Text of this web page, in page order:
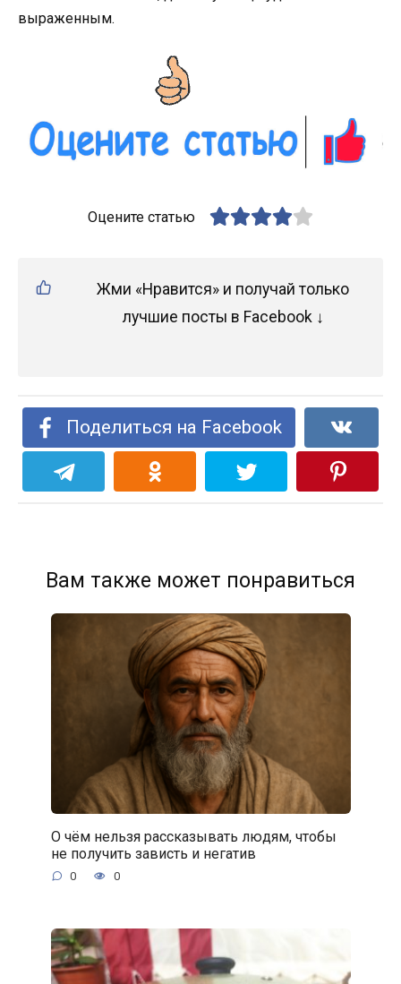
выраженным.
Оцените статью
Жми «Нравится» и получай только
лучшие посты в Facebook ↓
Поделиться на Facebook
Вам также может понравиться
О чём нельзя рассказывать людям, чтобы
не получить зависть и негатив
0 0